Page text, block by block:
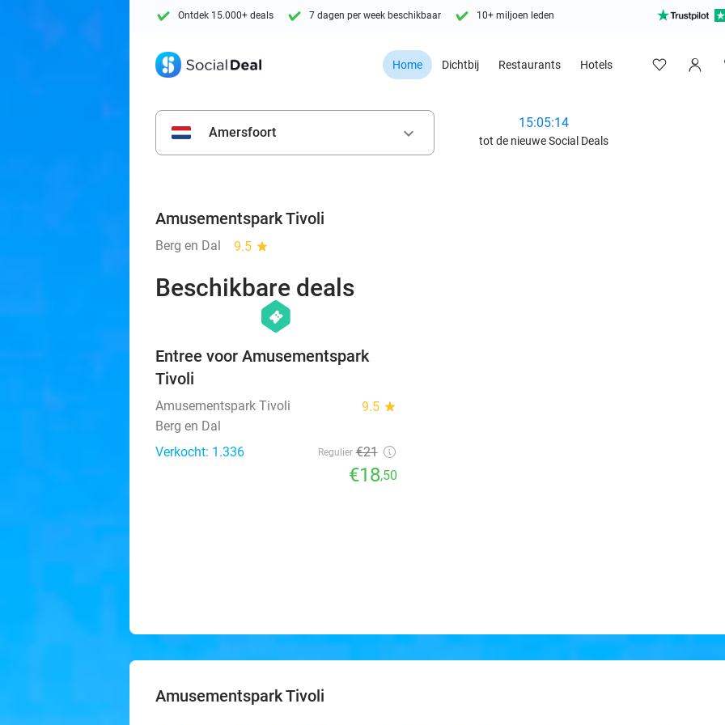
Ontdek 15.000+ deals 7 dagen per week beschikbaar 10+ miljoen leden
Home Dichtbij Restaurants Hotels
Amersfoort keyboard_arrow_down
15:05:12
tot de nieuwe Social Deals
Amusementspark Tivoli
Berg en Dal 9.5 star
Beschikbare deals
hexagon
events
Entree voor Amusementspark
Tivoli
Amusementspark Tivoli 9.5 star
Berg en Dal
Verkocht: 1.336
Regulier €21
€18,50
Amusementspark Tivoli